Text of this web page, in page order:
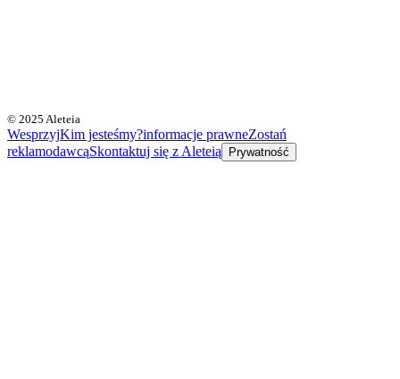
© 2025 Aleteia
WesprzyjKim jesteśmy?informacje prawneZostań
reklamodawcąSkontaktuj się z Aleteią Prywatność